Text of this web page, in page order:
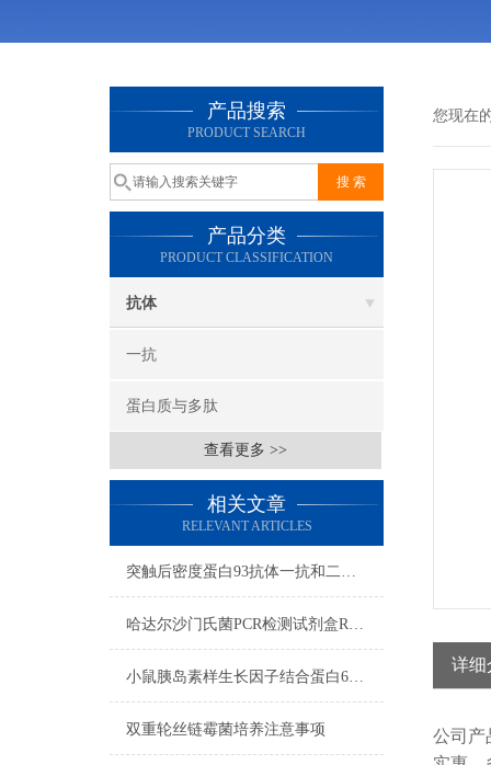
产品搜索
PRODUCT SEARCH
产品分类
PRODUCT CLASSIFICATION
抗体
一抗
蛋白质与多肽
查看更多 >>
相关文章
RELEVANT ARTICLES
突触后密度蛋白93抗体一抗和二抗的区别
哈达尔沙门氏菌PCR检测试剂盒RNA质量检测
小鼠胰岛素样生长因子结合蛋白6ELISA试剂盒注意事项
双重轮丝链霉菌培养​注意事项
您现在
详细
公司 产